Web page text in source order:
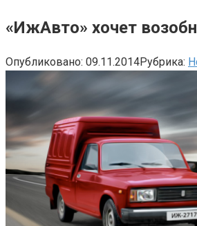
«ИжАвто» хочет
Опубликовано: 09.11.2014Рубрика: